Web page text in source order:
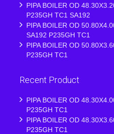
PIPA BOILER OD
P235GH TC1 SA192
PIPA BOILER OD
SA192 P235GH TC1
PIPA BOILER OD
P235GH TC1
Recent Product
PIPA BOILER OD
P235GH TC1
PIPA BOILER OD
P235GH TC1